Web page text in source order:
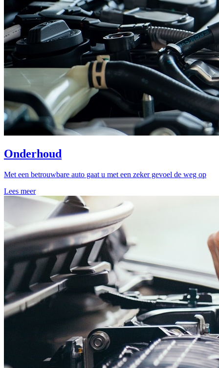
Onderhoud
Met een betrouwbare auto gaat u met een zeker gevoel de weg op
Lees meer